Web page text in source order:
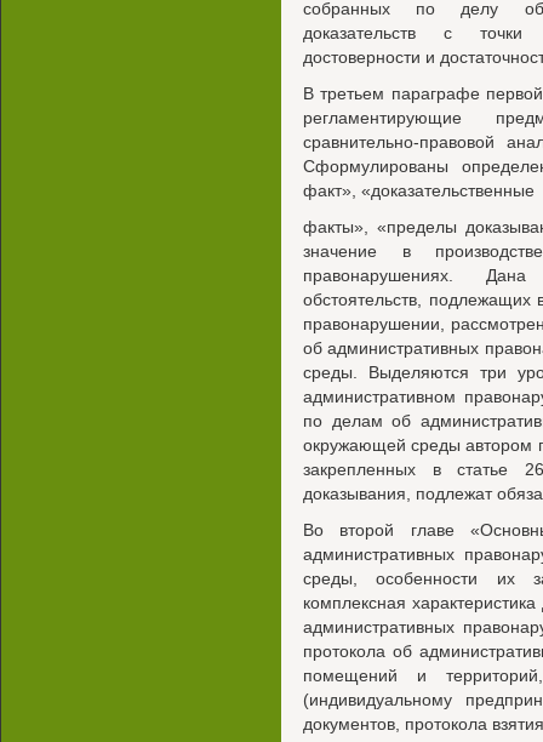
собранных по делу об
доказательств с точки
достоверности и
В третьем параграфе
регламентирующие
сравнительно-правовой
Сформулированы
факт», «доказательственные
факты», «пределы
значение в
правонарушениях. Дана
обстоятельств,
правонарушении,
об административных
среды. Выделяются три
административном
по делам об
окружающей среды автором
закрепленных в статье
доказывания, подлежат
Во второй главе
административных
среды, особенности их
комплексная
административных
протокола об
помещений и
(индивидуальному
документов, протокола